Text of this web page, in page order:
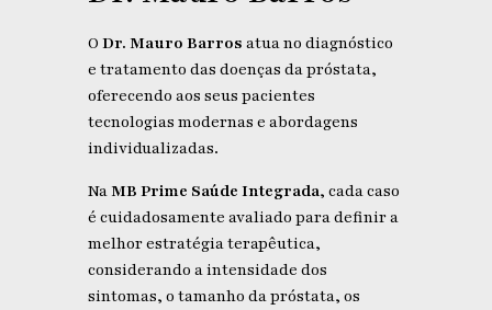
O Dr. Mauro Barros atua no diagnóstico
e tratamento das doenças da próstata,
oferecendo aos seus pacientes
tecnologias modernas e abordagens
individualizadas.
NaMB Prime Saúde Integrada, cada caso
é cuidadosamente avaliado para definir a
melhor estratégia terapêutica,
considerando a intensidade dos
sintomas, o tamanho da próstata, os